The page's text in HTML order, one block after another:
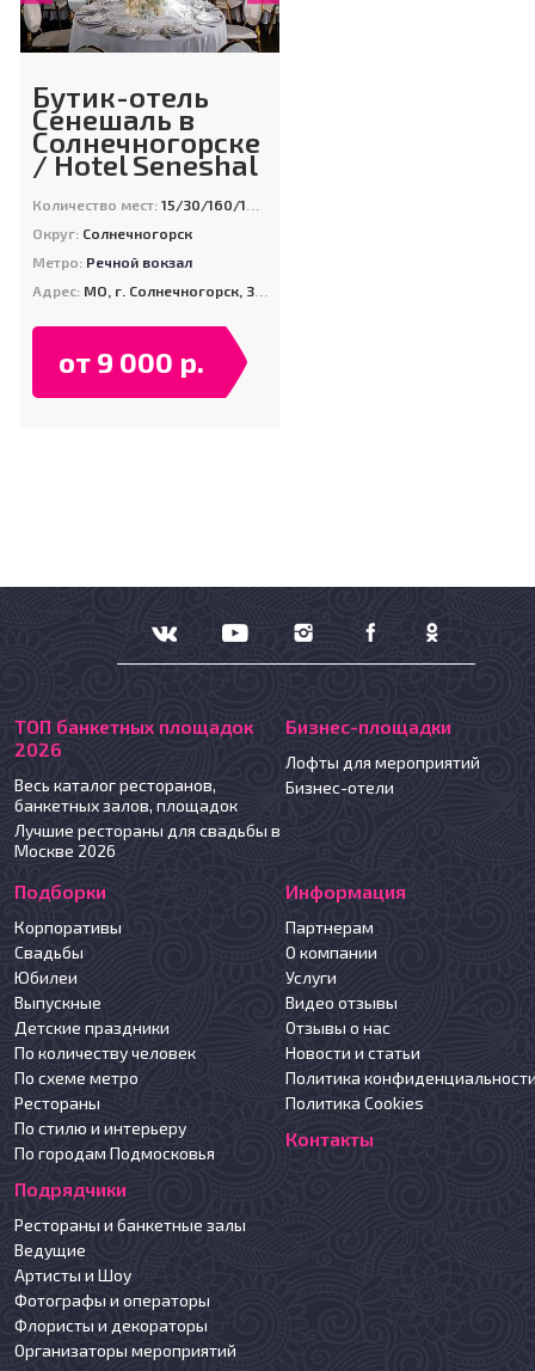
Бутик-отель
Сенешаль в
Солнечногорске
/ Hotel Seneshal
Количество мест:15/30/160/100/20
Округ: Солнечногорск
Метро: Речной вокзал
Адрес: МО, г. Солнечногорск, 3-км Тимоновского шоссе
от 9 000 р.
ТОП банкетных площадок
2026
Весь каталог ресторанов,
банкетных залов, площадок
Лучшие рестораны для свадьбы в
Москве 2026
Бизнес-площадки
Лофты для мероприятий
Бизнес-отели
Подборки
Корпоративы
Свадьбы
Юбилеи
Выпускные
Детские праздники
По количеству человек
По схеме метро
Рестораны
По стилю и интерьеру
По городам Подмосковья
Подрядчики
Рестораны и банкетные залы
Ведущие
Артисты и Шоу
Фотографы и операторы
Флористы и декораторы
Организаторы мероприятий
Информация
Партнерам
О компании
Услуги
Видео отзывы
Отзывы о нас
Новости и статьи
Политика
Политика Cookies
Контакты